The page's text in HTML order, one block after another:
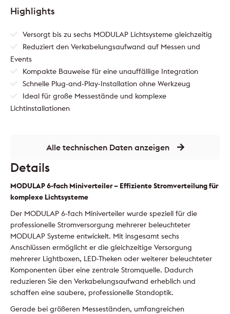
Highlights
Versorgt bis zu sechs MODULAP Lichtsysteme gleichzeitig
Reduziert den Verkabelungsaufwand auf Messen und
Events
Kompakte Bauweise für eine unauffällige Integration
Schnelle Plug-and-Play-Installation ohne Werkzeug
Ideal für große Messestände und komplexe
Lichtinstallationen
Alle technischen Daten anzeigen
Details
MODULAP 6-fach Miniverteiler – Effiziente Stromverteilung für
komplexe Lichtsysteme
Der MODULAP 6-fach Miniverteiler wurde speziell für die
professionelle Stromversorgung mehrerer beleuchteter
MODULAP Systeme entwickelt. Mit insgesamt sechs
Anschlüssen ermöglicht er die gleichzeitige Versorgung
mehrerer Lightboxen, LED-Theken oder weiterer beleuchteter
Komponenten über eine zentrale Stromquelle. Dadurch
reduzieren Sie den Verkabelungsaufwand erheblich und
schaffen eine saubere, professionelle Standoptik.
Gerade bei größeren Messeständen, umfangreichen